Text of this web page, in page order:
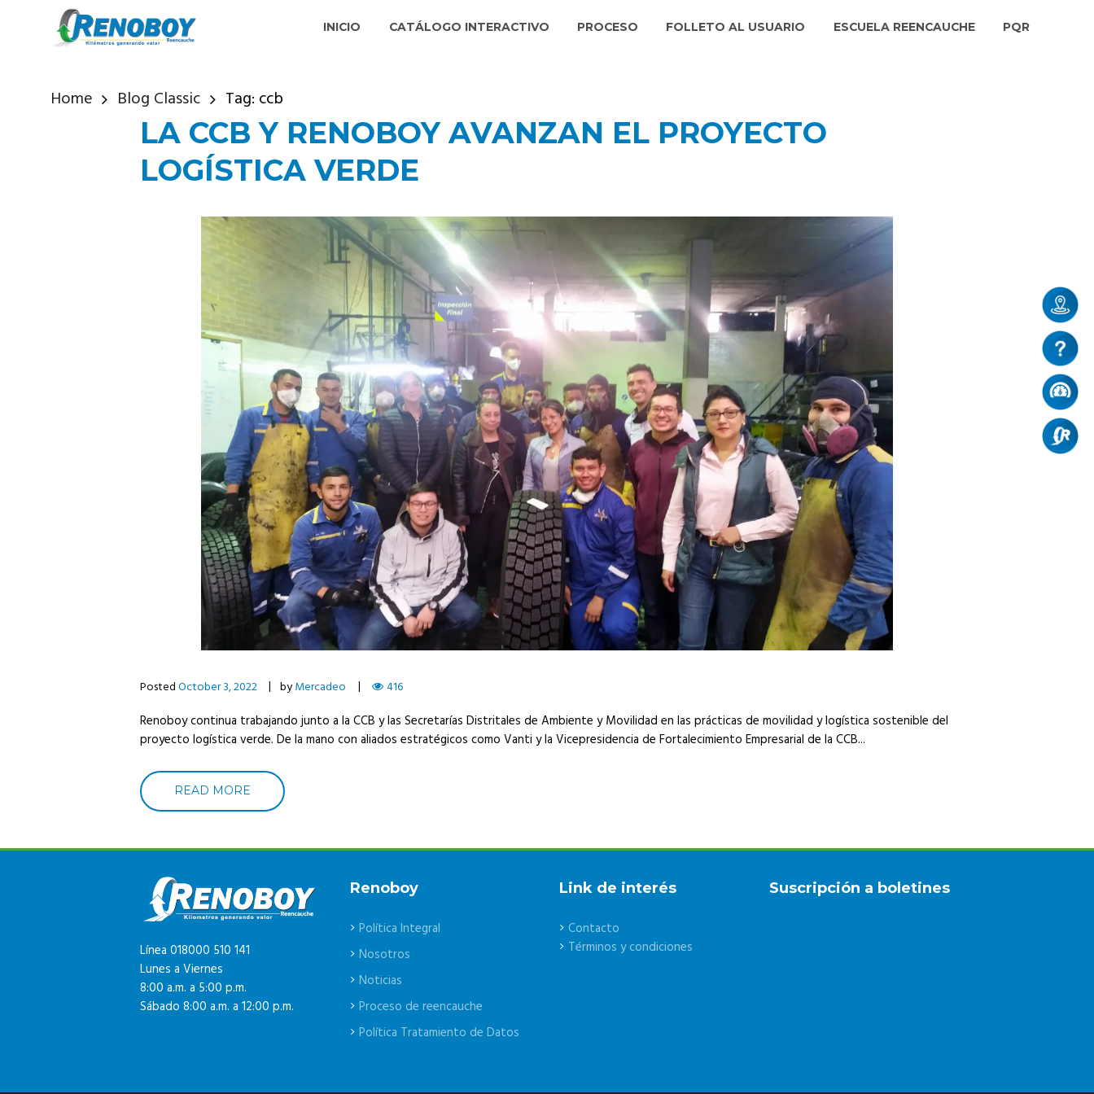
INICIO CATÁLOGO INTERACTIVO PROCESO FOLLETO AL USUARIO ESCUELA REENCAUCHE PQR
Home Blog Classic Tag: ccb
LA CCB Y RENOBOY AVANZAN EL PROYECTO
LOGÍSTICA VERDE
PostedOctober 3, 2022 byMercadeo 416
Renoboy continua trabajando junto a la CCB y las Secretarías Distritales de Ambiente y Movilidad en las prácticas de movilidad y logística sostenible del
proyecto logística verde. De la mano con aliados estratégicos como Vanti y la Vicepresidencia de Fortalecimiento Empresarial de la CCB...
READ MORE
Línea 018000 510 141
Lunes a Viernes
8:00 a.m. a 5:00 p.m.
Sábado 8:00 a.m. a 12:00 p.m.
Renoboy
Política Integral
Nosotros
Noticias
Proceso de reencauche
Política Tratamiento de Datos
Link de interés
Contacto
Términos y condiciones
Suscripción a boletines